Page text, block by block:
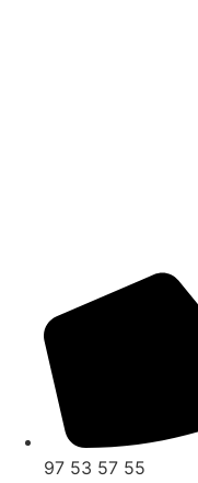
97 53 57 55